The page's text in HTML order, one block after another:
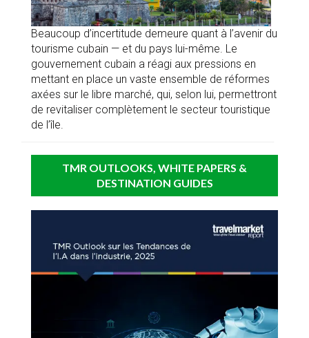
Beaucoup d’incertitude demeure quant à l’avenir du
tourisme cubain — et du pays lui-même. Le
gouvernement cubain a réagi aux pressions en
mettant en place un vaste ensemble de réformes
axées sur le libre marché, qui, selon lui, permettront
de revitaliser complètement le secteur touristique
de l’île.
TMR OUTLOOKS, WHITE PAPERS &
DESTINATION GUIDES